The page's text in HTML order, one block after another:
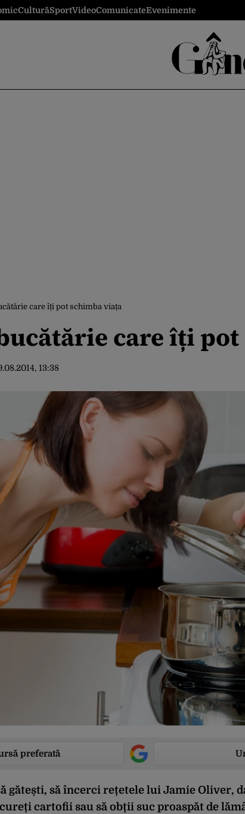
CulturăSportVideoComunicateEvenimente
care îți pot schimba viața
care îți
13:38
preferată
gătești, să încerci rețetele lui Jamie Oliver,
cartofii sau să obții suc proaspăt de